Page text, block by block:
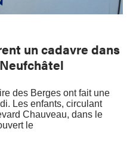
un cadavre dans
des Berges ont fait une
Les enfants, circulant
Chauveau, dans le
le